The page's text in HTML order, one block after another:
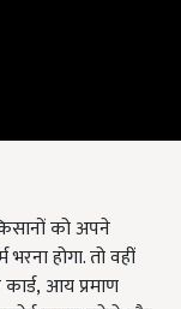
को अपने
होगा. तो वहीं
,आय प्रमाण